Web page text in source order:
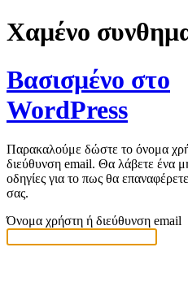
Χαμένο
Βασισμένο στο
WordPress
Παρακαλούμε δώστε το όνομα
διεύθυνση email. Θα λάβετε ένα
οδηγίες για το πως θα
σας.
Όνομα χρήστη ή διεύθυνση email